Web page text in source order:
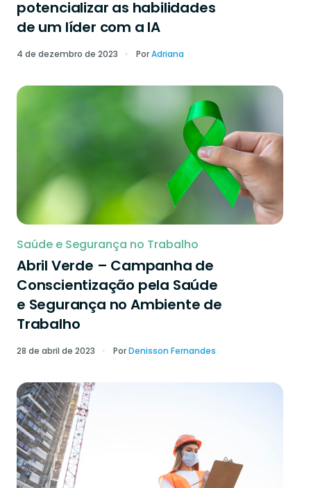
potencializar as habilidades
de um líder com a IA
4 de dezembro de 2023 PorAdriana
Saúde e Segurança no Trabalho
Abril Verde – Campanha de
Conscientização pela Saúde
e Segurança no Ambiente de
Trabalho
28 de abril de 2023 PorDenisson Fernandes